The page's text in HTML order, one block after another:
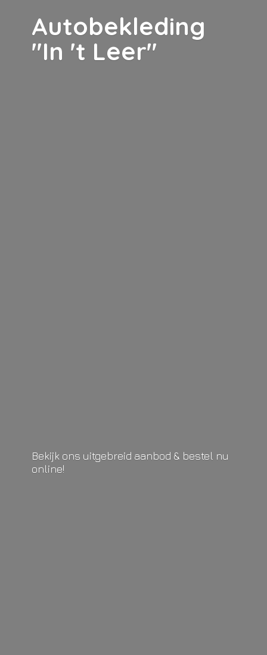
Autobekleding
"In 't Leer"
Bekijk ons uitgebreid aanbod & bestel nu
online!